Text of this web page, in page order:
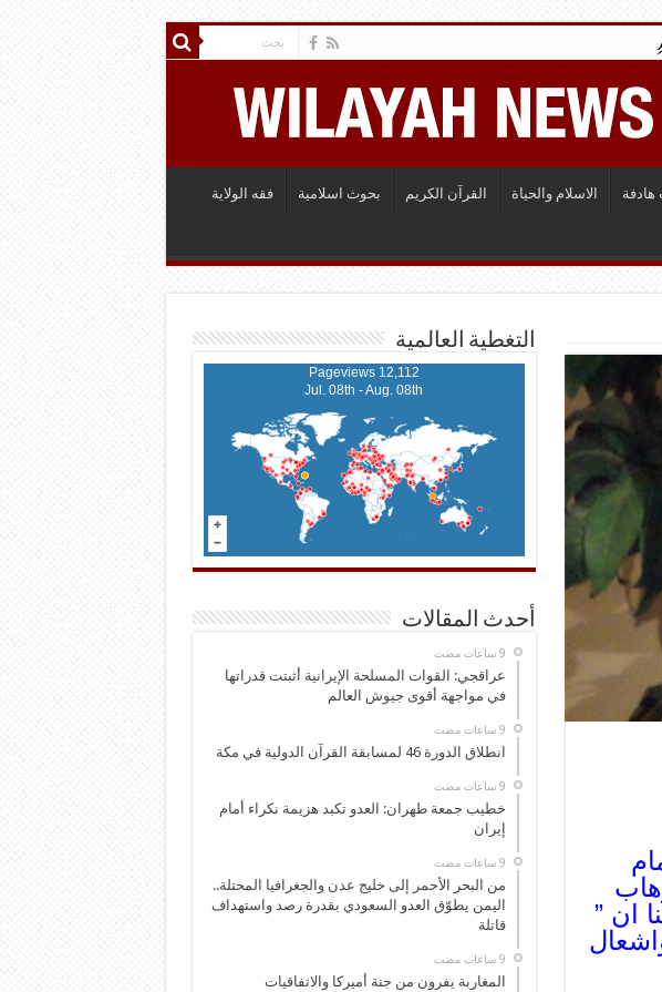
الاسلام والحياة القرآن الكريم بحوث اسلامية فقه الولاية
ان ”
التغطية العالمية
12,112 Pageviews
Jul. 08th - Aug. 08th
أحدث المقالات
عراقجي: القوات المسلحة الإيرانية أثبتت قدراتها
في مواجهة أقوى جيوش العالم
انطلاق الدورة 46 لمسابقة القرآن الدولية في مكة
خطيب جمعة طهران: العدو تكبد هزيمة نكراء أمام
إيران
من البحر الأحمر إلى خليج عدن والجغرافيا المحتلة..
اليمن يطوّق العدو السعودي بقدرة رصد واستهداف
قاتلة
المغاربة يفرون من جنة أميركا والاتفاقيات